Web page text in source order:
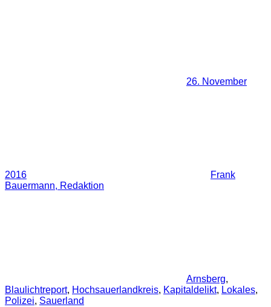
26. November
2016
Frank
Bauermann, Redaktion
Arnsberg,
Blaulichtreport, Hochsauerlandkreis, Kapitaldelikt, Lokales,
Polizei, Sauerland